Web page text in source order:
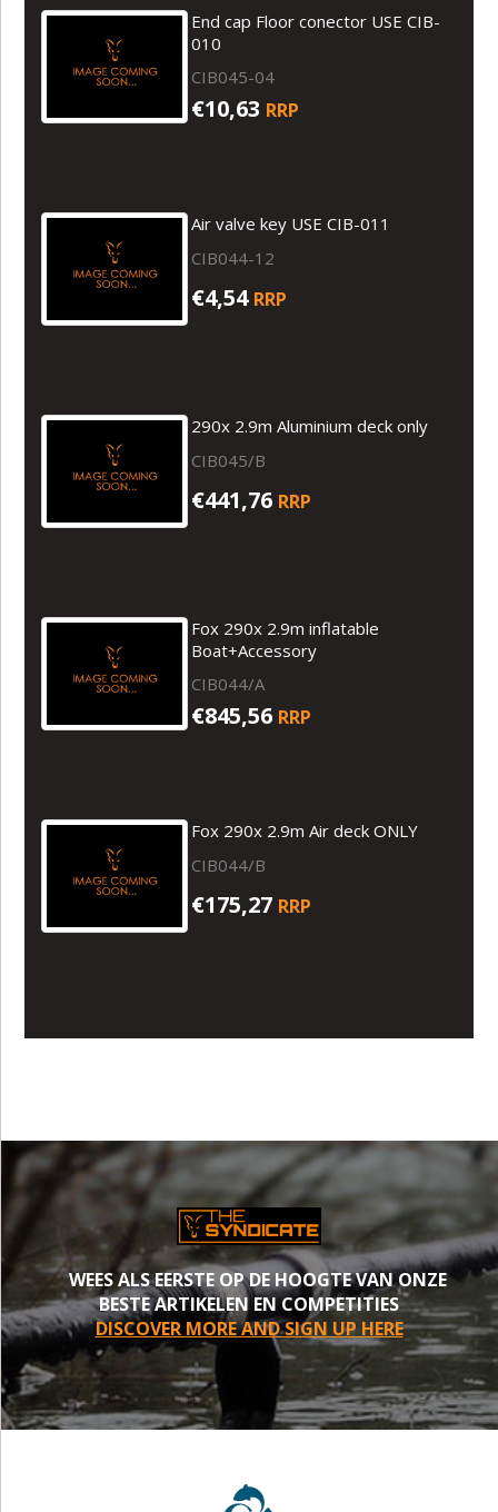
End cap Floor conector USE CIB-
010
CIB045-04
€10,63 RRP
Air valve key USE CIB-011
CIB044-12
€4,54 RRP
290x 2.9m Aluminium deck only
CIB045/B
€441,76 RRP
Fox 290x 2.9m inflatable
Boat+Accessory
CIB044/A
€845,56 RRP
Fox 290x 2.9m Air deck ONLY
CIB044/B
€175,27 RRP
WEES ALS EERSTE OP DE HOOGTE VAN ONZE
BESTE ARTIKELEN EN COMPETITIES
DISCOVER MORE AND SIGN UP HERE